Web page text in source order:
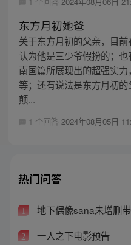
东方月初她爸
关于东方月初的父亲，目
认为他是三少爷假扮的；
南国篇所展现出的超强实
等；还有说法是东方月初
颠...
1 个回答 2024年08月05日
热门问答
1 地下偶像sana未增删
2 一人之下电影预告